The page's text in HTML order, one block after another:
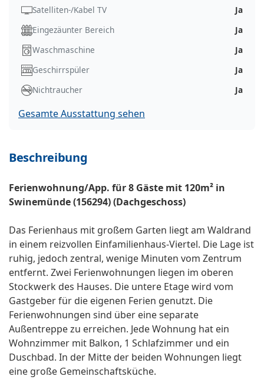
Satelliten-/Kabel TV
Ja
Eingezäunter Bereich
Ja
Waschmaschine
Ja
Geschirrspüler
Ja
Nichtraucher
Ja
Gesamte Ausstattung sehen
Beschreibung
Ferienwohnung/App. für 8 Gäste mit 120m² in
Swinemünde (156294) (Dachgeschoss)
Das Ferienhaus mit großem Garten liegt am Waldrand
in einem reizvollen Einfamilienhaus-Viertel. Die Lage ist
ruhig, jedoch zentral, wenige Minuten vom Zentrum
entfernt. Zwei Ferienwohnungen liegen im oberen
Stockwerk des Hauses. Die untere Etage wird vom
Gastgeber für die eigenen Ferien genutzt. Die
Ferienwohnungen sind über eine separate
Außentreppe zu erreichen. Jede Wohnung hat ein
Wohnzimmer mit Balkon, 1 Schlafzimmer und ein
Duschbad. In der Mitte der beiden Wohnungen liegt
eine große Gemeinschaftsküche.